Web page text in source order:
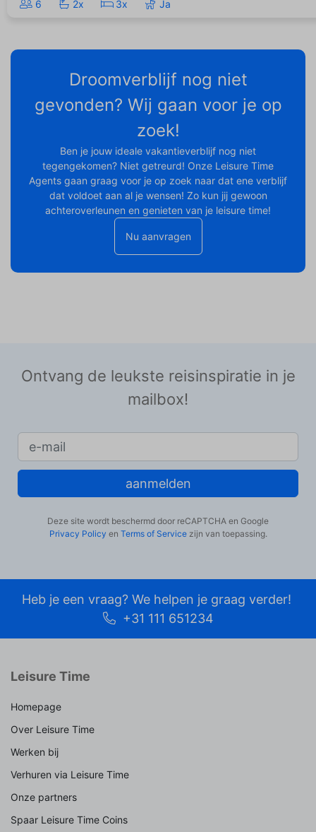
6 2x 3x Ja
Droomverblijf nog niet
gevonden? Wij gaan voor je op
zoek!
Ben je jouw ideale vakantieverblijf nog niet
tegengekomen? Niet getreurd! Onze Leisure Time
Agents gaan graag voor je op zoek naar dat ene verblijf
dat voldoet aan al je wensen! Zo kun jij gewoon
achteroverleunen en genieten van je leisure time!
Nu aanvragen
Ontvang de leukste reisinspiratie in je
mailbox!
aanmelden
Deze site wordt beschermd door reCAPTCHA en Google
Privacy Policy en Terms of Servicezijn van toepassing.
Heb je een vraag? We helpen je graag verder!
+31 111 651234
Leisure Time
Homepage
Over Leisure Time
Werken bij
Verhuren via Leisure Time
Onze partners
Spaar Leisure Time Coins